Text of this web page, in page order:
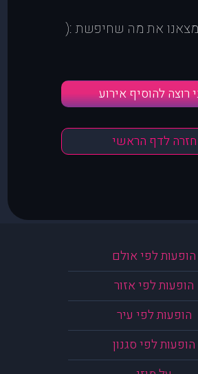
את מה שחיפשת :(
רוצה להוסיף אירוע
חזרה לדף הראשי
הופעות לפי אולם
הופעות לפי אזור
הופעות לפי עיר
הופעות לפי סגנון